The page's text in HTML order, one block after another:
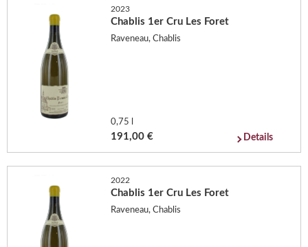
2023
Chablis 1er Cru Les Foret
Raveneau, Chablis
0,75 l
191,00 € Details
2022
Chablis 1er Cru Les Foret
Raveneau, Chablis